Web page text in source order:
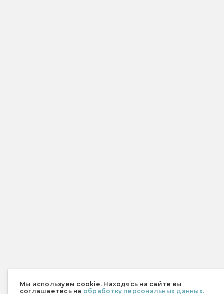
Мы используем cookie. Находясь на сайте вы
соглашаетесь на обработку персональных данных.